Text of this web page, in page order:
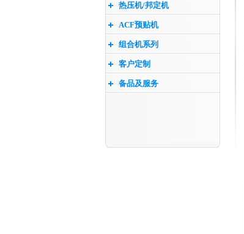
热压机/邦定机
ACF预贴机
组合机系列
客户定制
备品及服务